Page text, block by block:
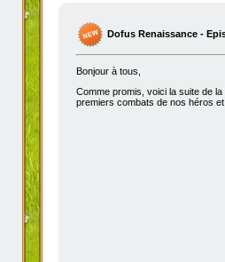
Dofus Renaissance -
Bonjour à tous,
Comme promis, voici la suite de
premiers combats de nos héros